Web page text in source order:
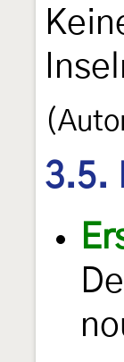
3.5.